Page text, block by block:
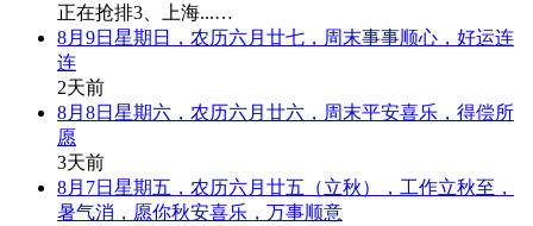
正在抢排3、上海...…
8月9日星期日，农历六月廿七，周末事事顺心，好运连
连
2天前
8月8日星期六，农历六月廿六，周末平安喜乐，得偿所
愿
3天前
8月7日星期五，农历六月廿五（立秋），工作立秋至，
暑气消，愿你秋安喜乐，万事顺意